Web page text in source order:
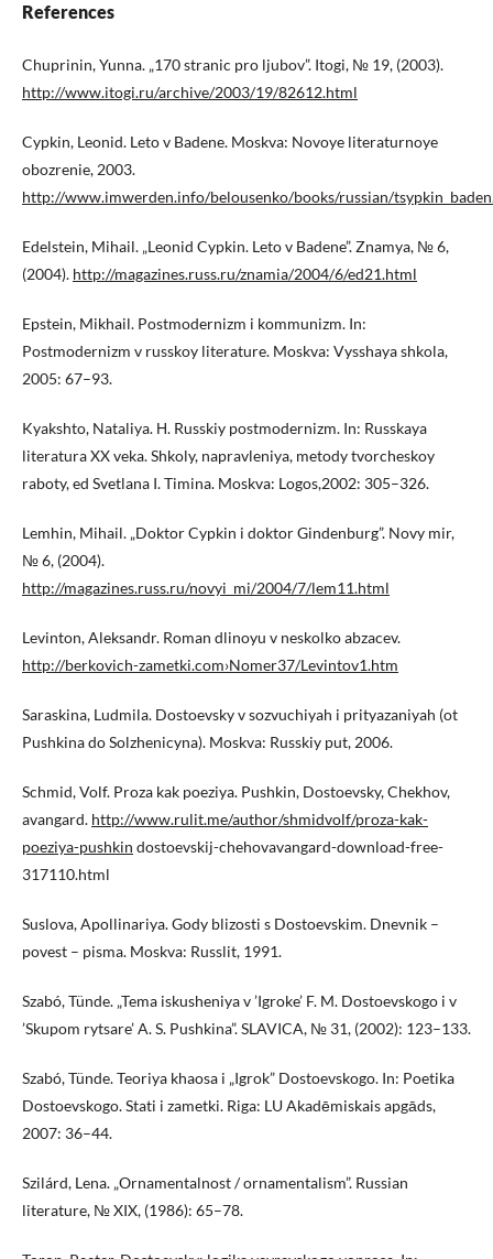
References
Chuprinin, Yunna. „170 stranic pro ljubov”. Itogi, № 19, (2003).
http://www.itogi.ru/archive/2003/19/82612.html
Cypkin, Leonid. Leto v Badene. Moskva: Novoye literaturnoye
obozrenie, 2003.
http://www.imwerden.info/belousenko/books/russian/
Edelstein, Mihail. „Leonid Cypkin. Leto v Badene”. Znamya, № 6,
(2004). http://magazines.russ.ru/znamia/2004/6/ed21.html
Epstein, Mikhail. Postmodernizm i kommunizm. In:
Postmodernizm v russkoy literature. Moskva: Vysshaya shkola,
2005: 67–93.
Kyakshto, Nataliya. Н. Russkiy postmodernizm. In: Russkaya
literatura XX veka. Shkoly, napravleniya, metody tvorcheskoy
raboty, ed Svetlana I. Timina. Moskva: Logos,2002: 305–326.
Lemhin, Mihail. „Doktor Cypkin i doktor Gindenburg”. Novy mir,
№ 6, (2004).
http://magazines.russ.ru/novyi_mi/2004/7/lem11.html
Levinton, Aleksandr. Roman dlinoyu v neskolko abzacev.
http://berkovich-zametki.com›Nomer37/Levintov1.htm
Saraskina, Ludmila. Dostoevsky v sozvuchiyah i prityazaniyah (ot
Pushkina do Solzhenicyna). Moskva: Russkiy put, 2006.
Schmid, Volf. Proza kak poeziya. Pushkin, Dostoevsky, Chekhov,
avangard. http://www.rulit.me/author/shmidvolf/proza-kak-
poeziya-pushkin dostoevskij-chehovavangard-download-free-
317110.html
Suslova, Apollinariya. Gody blizosti s Dostoevskim. Dnevnik –
povest – pisma. Moskva: Russlit, 1991.
Szabó, Tünde. „Tema iskusheniya v ’Igroke’ F. M. Dostoevskogo i v
’Skupom rytsare’ A. S. Pushkina”. SLAVICA, № 31, (2002): 123–133.
Szabó, Tünde. Teoriya khaosa i „Igrok” Dostoevskogo. In: Poetika
Dostoevskogo. Stati i zametki. Riga: LU Akadēmiskais apgāds,
2007: 36–44.
Szilárd, Lena. „Ornamentalnost / ornamentalism”. Russian
literature, № XIX, (1986): 65–78.